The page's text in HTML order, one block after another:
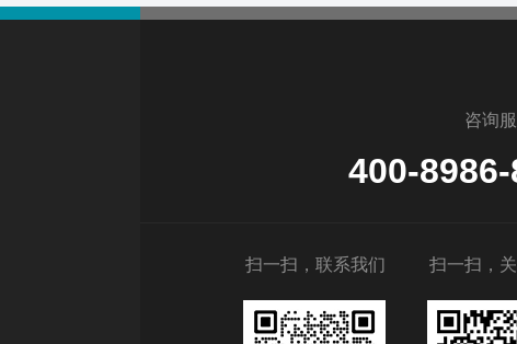
咨询
400-
扫一扫，
扫一扫，联系我们